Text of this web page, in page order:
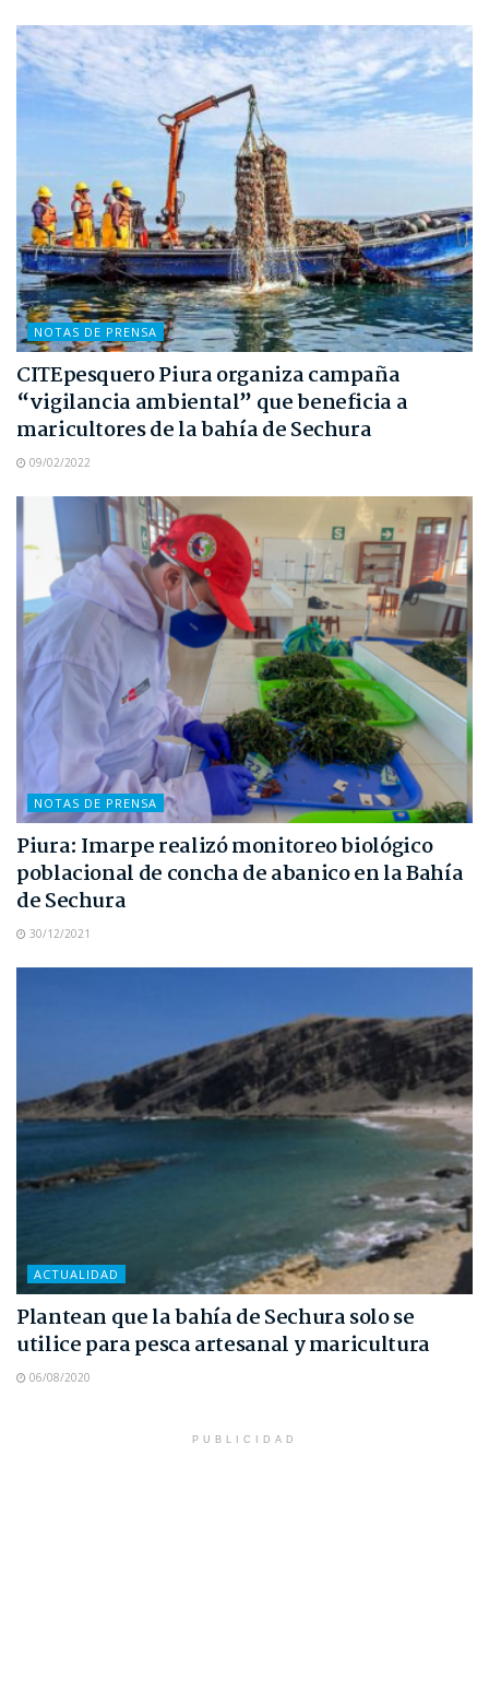
NOTAS DE PRENSA
CITEpesquero Piura organiza campaña
“vigilancia ambiental” que beneficia a
maricultores de la bahía de Sechura
09/02/2022
NOTAS DE PRENSA
Piura: Imarpe realizó monitoreo biológico
poblacional de concha de abanico en la Bahía
de Sechura
30/12/2021
ACTUALIDAD
Plantean que la bahía de Sechura solo se
utilice para pesca artesanal y maricultura
06/08/2020
PUBLICIDAD